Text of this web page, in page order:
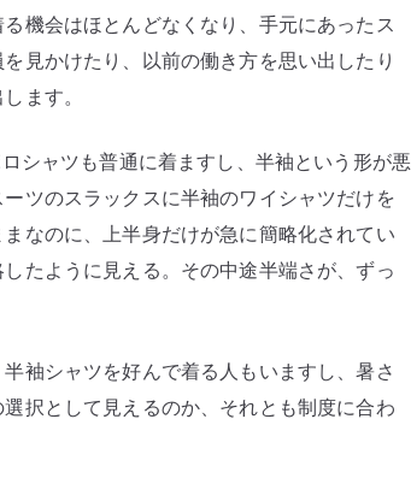
い
–
ク
ー
ル
服
装
機会はほとんどなくなり、手元にあったス
見かけたり、以前の働き方を思い出したり
ます。
シャツも普通に着ますし、半袖という形が悪
ツのスラックスに半袖のワイシャツだけを
なのに、上半身だけが急に簡略化されてい
たように見える。その中途半端さが、ずっ
袖シャツを好んで着る人もいますし、暑さ
択として見えるのか、それとも制度に合わ